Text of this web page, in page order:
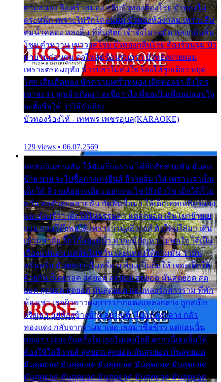
ตามสนอง จึงเศร้าหมอง กลีบบัวทองต้องโรย บัวทองไม่
ตระหนัก เพราะไม่รักโคลนตม บัวทองท้องกลม เพราะลืม
ตมน้ำคลอง หลงลิ้น ที่สิ้นสัตย์ เจ้าจึงไม่ระมัด หลงกลิ่นลิ้น
โชย คำหวาน เขาวาดโรย บัวทองกลีบโรย ต้องร้อนรุม บัว
มาบานก่อนตูม ดุจไฟสุมร้อนรุมอุรา บัวทองผ่ายผอม
เพราะตรอมฤทัย ข้าวปลาไม่สนใจ ร้องไห้ลูกเดียว หยุด
โศก เสียเถิดทอง พักความเศร้าหมอง เถิดทองจ๋า ถึงใคร
เขาจะว่า ลูกเจ้าเกิดมา จะชื่อว่าไง พี่ขอเป็นเพื่อนปลอบใจ
จะตั้งชื่อให้ ว่าไอ้บังเอิญ
บัวทองร้องไห้ - เทพพร เพชรอุบล(KARAOKE)
129 views • 06.07.2569
พ่อส่งเงินสามพัน ให้ฉันเรียนราม ได้อีกสักสามพัน ฉันคง
บ๊าย บาย จะไปซื้อกางเกงยีนส์ ลีวายส์มาใส่ เพราะเราเป็น
เด็กใต้ ลีวายส์อย่างเดียว อยากจะโชว์ถึงหิวโซ เด็กใต้ก็ไม่
หวั่น ตกตัวละหลายพัน กัดฟันซื้อมา ให้เด็กเทพเหลียวมอง
และต้องรู้ว่า เด็กใต้ไม่ธรรมดา แต่สุดยอด เดินโยกย้ายเย
ยวน กวนโอ๊ยพอได้ เพราะว่านุ่งลีวายส์ ตัวใหม่ใส่มา เดิน
เข้ามหาลัย จิ๊กโก๊มองหน้า ท่าจะมีปัญหา ไม่พอใจ ได้เป็น
เรื่องแน่นอน แต่ฉันไม่หวั่น เลยแหลงใต้ถามมัน ว่ามัน
พรั่นพรือ มันตอบว่าไม่พรื่อ เปลี่ยนเป็นยิ้มให้ เจอะเด็กใต้
ด้วยกัน ก็เลยรอด สุดยอด สุดยอด สุดยอด มันสุดยอด สุด
ยอด สุดยอด สุดยอด มันสุดยอด แอบหลงรักสาวราม ที่พัก
ห้องเช่า เธอผิวขาวผมยาว ปากแดงแหลงกลาง ถูกสเป็ก
จริงเธอ อยู่ห้องข้างข้าง อยากเข้าไปแหลงกลาง กลัว
ทองแดง กลับจากรามมาเจอ เธอมาซื้อข้าว แต่ก่อนนั้น
สองเรา เจอะกันครั้งใด เธอไม่เคยไยดี คราวนี้เธอยิ้มให้
ต้องให้ใส่ลีวายส์ สุดยอด สุดยอด มันสุดยอด มันสุดยอด
มันสุดยอด มันสุดยอด มันสุดยอด มันสุดยอด มันสุดยอด
มันสุดยอด มันสุดยอด มันสุดยอด มันสุดยอด มันสุดยอด